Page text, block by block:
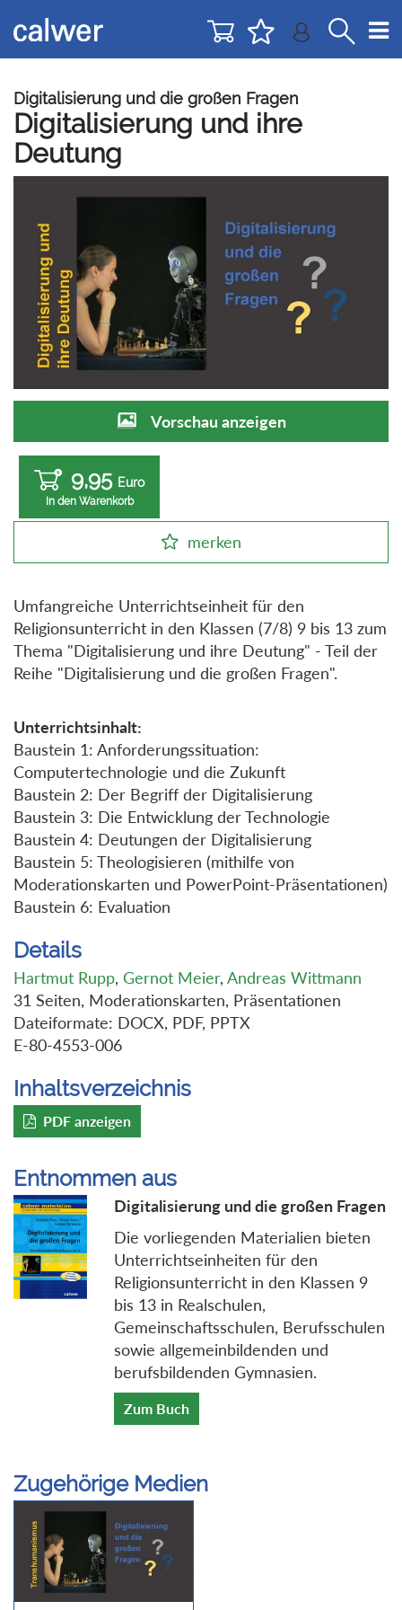
zur
Navigation
zum
Inhalt
Digitalisierung und die großen Fragen
Digitalisierung und ihre
Deutung
Vorschau anzeigen
9,95 Euro
In den Warenkorb
merken
Umfangreiche Unterrichtseinheit für den
Religionsunterricht in den Klassen (7/8) 9 bis 13 zum
Thema "Digitalisierung und ihre Deutung" - Teil der
Reihe "Digitalisierung und die großen Fragen".
Unterrichtsinhalt:
Baustein 1: Anforderungssituation:
Computertechnologie und die Zukunft
Baustein 2: Der Begriff der Digitalisierung
Baustein 3: Die Entwicklung der Technologie
Baustein 4: Deutungen der Digitalisierung
Baustein 5: Theologisieren (mithilfe von
Moderationskarten und PowerPoint-Präsentationen)
Baustein 6: Evaluation
Details
Hartmut Rupp, Gernot Meier, Andreas Wittmann
31 Seiten, Moderationskarten, Präsentationen
Dateiformate: DOCX, PDF, PPTX
E-80-4553-006
Inhaltsverzeichnis
PDF anzeigen
Entnommen aus
Digitalisierung und die großen Fragen
Die vorliegenden Materialien bieten
Unterrichtseinheiten für den
Religionsunterricht in den Klassen 9
bis 13 in Realschulen,
Gemeinschaftsschulen, Berufsschulen
sowie allgemeinbildenden und
berufsbildenden Gymnasien.
Zum Buch
Zugehörige Medien